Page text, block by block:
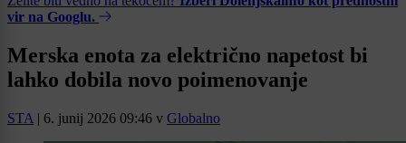
vir na Googlu.
Merska enota za električno napetost bi
lahko dobila novo poimenovanje
STA | 6. junij 2026 09:46 v Globalno